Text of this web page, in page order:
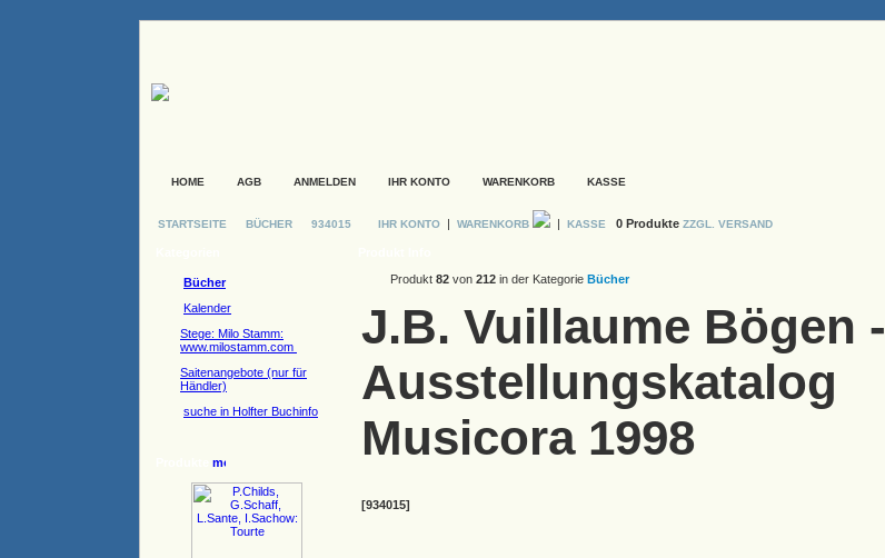
HOME AGB ANMELDEN IHR KONTO WARENKORB KASSE
STARTSEITE BÜCHER 934015 IHR KONTO | WARENKORB | KASSE 0 Produkte ZZGL. VERSAND
Bücher
Kalender
Stege: Milo Stamm:
www.milostamm.com
Saitenangebote (nur für
Händler)
suche in Holfter Buchinfo
Produkt 82 von 212 in der Kategorie Bücher
J.B. Vuillaume Bögen -
Ausstellungskatalog
Musicora 1998
[934015]